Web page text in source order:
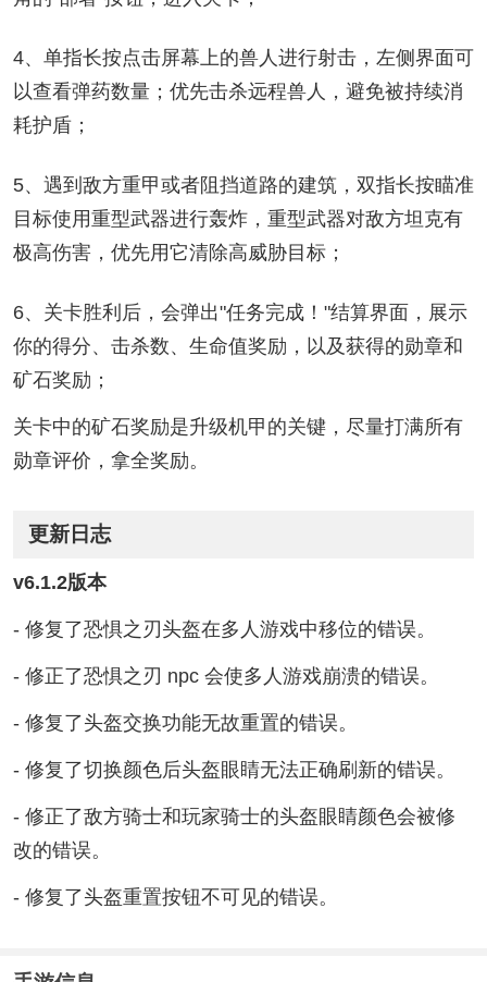
4、单指长按点击屏幕上的兽人进行射击，左侧界面可
以查看弹药数量；优先击杀远程兽人，避免被持续消
耗护盾；
5、遇到敌方重甲或者阻挡道路的建筑，双指长按瞄准
目标使用重型武器进行轰炸，重型武器对敌方坦克有
极高伤害，优先用它清除高威胁目标；
6、关卡胜利后，会弹出"任务完成！"结算界面，展示
你的得分、击杀数、生命值奖励，以及获得的勋章和
矿石奖励；
关卡中的矿石奖励是升级机甲的关键，尽量打满所有
勋章评价，拿全奖励。
更新日志
v6.1.2版本
- 修复了恐惧之刃头盔在多人游戏中移位的错误。
- 修正了恐惧之刃 npc 会使多人游戏崩溃的错误。
- 修复了头盔交换功能无故重置的错误。
- 修复了切换颜色后头盔眼睛无法正确刷新的错误。
- 修正了敌方骑士和玩家骑士的头盔眼睛颜色会被修
改的错误。
- 修复了头盔重置按钮不可见的错误。